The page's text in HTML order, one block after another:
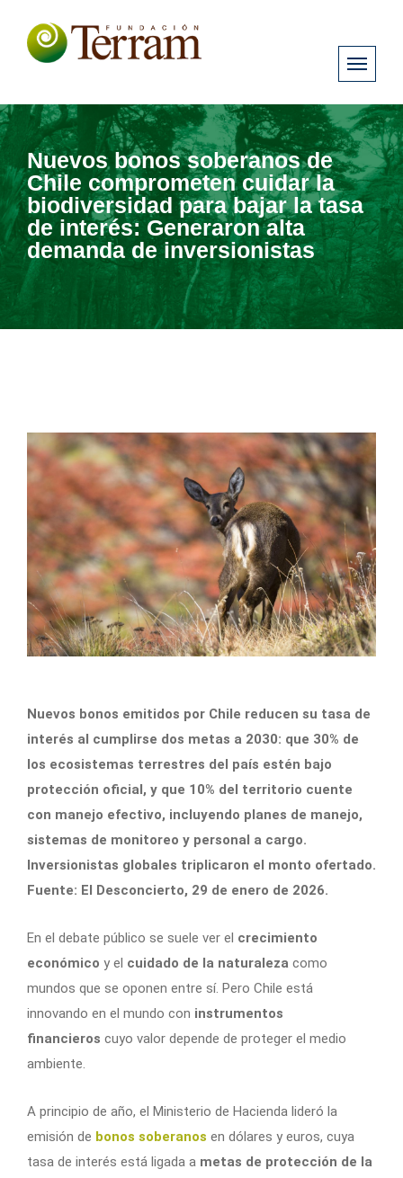
Nuevos bonos soberanos de
Chile comprometen cuidar la
biodiversidad para bajar la tasa
de interés: Generaron alta
demanda de inversionistas
Nuevos bonos emitidos por Chile reducen su tasa de
interés al cumplirse dos metas a 2030: que 30% de
los ecosistemas terrestres del país estén bajo
protección oficial, y que 10% del territorio cuente
con manejo efectivo, incluyendo planes de manejo,
sistemas de monitoreo y personal a cargo.
Inversionistas globales triplicaron el monto ofertado.
Fuente: El Desconcierto, 29 de enero de 2026.
En el debate público se suele ver el crecimiento
económico y el cuidado de la naturaleza como
mundos que se oponen entre sí. Pero Chile está
innovando en el mundo con instrumentos
financieros cuyo valor depende de proteger el medio
ambiente.
A principio de año, el Ministerio de Hacienda lideró la
emisión de bonos soberanos en dólares y euros, cuya
tasa de interés está ligada a metas de protección de la